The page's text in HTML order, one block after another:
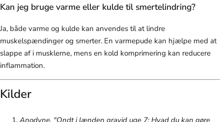
Kan jeg bruge varme eller kulde til smertelindring?
Ja, både varme og kulde kan anvendes til at lindre
muskelspændinger og smerter. En varmepude kan hjælpe med at
slappe af i musklerne, mens en kold komprimering kan reducere
inflammation.
Kilder
Anodyne. "Ondt i lænden gravid uge 7: Hvad du kan gøre